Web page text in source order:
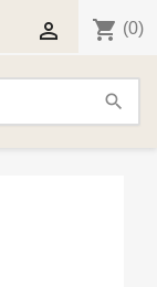
shopping_cart (0)

search